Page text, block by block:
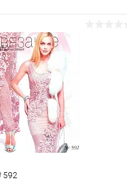
В корзину
Сравнение
Под заказ
592